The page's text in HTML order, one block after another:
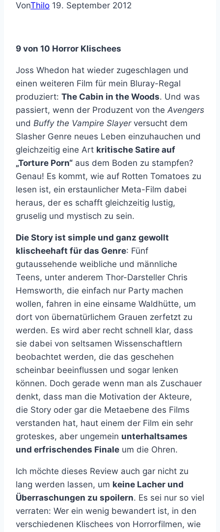
VonThilo 19. September 2012
9 von 10 Horror Klischees
Joss Whedon hat wieder zugeschlagen und
einen weiteren Film für mein Bluray-Regal
produziert: The Cabin in the Woods. Und was
passiert, wenn der Produzent von the Avengers
und Buffy the Vampire Slayerversucht dem
Slasher Genre neues Leben einzuhauchen und
gleichzeitig eine Art kritische Satire auf
„Torture Porn“ aus dem Boden zu stampfen?
Genau! Es kommt, wie auf Rotten Tomatoes zu
lesen ist, ein erstaunlicher Meta-Film dabei
heraus, der es schafft gleichzeitig lustig,
gruselig und mystisch zu sein.
Die Story ist simple und ganz gewollt
klischeehaft für das Genre: Fünf
gutaussehende weibliche und männliche
Teens, unter anderem Thor-Darsteller Chris
Hemsworth, die einfach nur Party machen
wollen, fahren in eine einsame Waldhütte, um
dort von übernatürlichem Grauen zerfetzt zu
werden. Es wird aber recht schnell klar, dass
sie dabei von seltsamen Wissenschaftlern
beobachtet werden, die das geschehen
scheinbar beeinflussen und sogar lenken
können. Doch gerade wenn man als Zuschauer
denkt, dass man die Motivation der Akteure,
die Story oder gar die Metaebene des Films
verstanden hat, haut einem der Film ein sehr
groteskes, aber ungemein unterhaltsames
und erfrischendes Finale um die Ohren.
Ich möchte dieses Review auch gar nicht zu
lang werden lassen, um keine Lacher und
Überraschungen zu spoilern. Es sei nur so viel
verraten: Wer ein wenig bewandert ist, in den
verschiedenen Klischees von Horrorfilmen, wie